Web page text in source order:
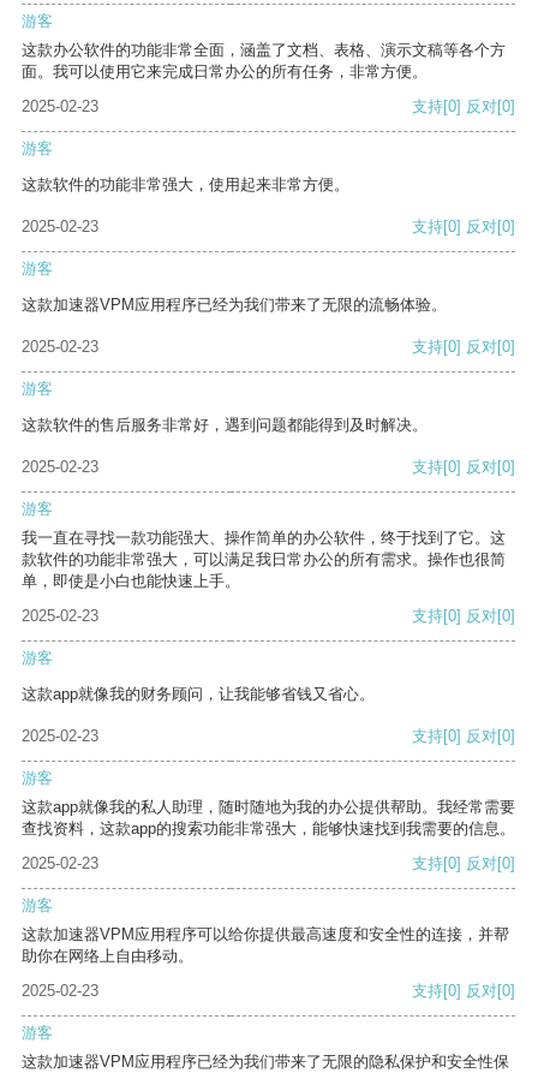
游客
这款办公软件的功能非常全面，涵盖了文档、表格、演示文稿等各个方
面。我可以使用它来完成日常办公的所有任务，非常方便。
2025-02-23
支持[0] 反对[0]
游客
这款软件的功能非常强大，使用起来非常方便。
2025-02-23 支持[0] 反对[0]
游客
这款加速器VPM应用程序已经为我们带来了无限的流畅体验。
2025-02-23 支持[0] 反对[0]
游客
这款软件的售后服务非常好，遇到问题都能得到及时解决。
2025-02-23 支持[0] 反对[0]
游客
我一直在寻找一款功能强大、操作简单的办公软件，终于找到了它。这
款软件的功能非常强大，可以满足我日常办公的所有需求。操作也很简
单，即使是小白也能快速上手。
2025-02-23
支持[0] 反对[0]
游客
这款app就像我的财务顾问，让我能够省钱又省心。
2025-02-23 支持[0] 反对[0]
游客
这款app就像我的私人助理，随时随地为我的办公提供帮助。我经常需要
查找资料，这款app的搜索功能非常强大，能够快速找到我需要的信息。
2025-02-23
支持[0] 反对[0]
游客
这款加速器VPM应用程序可以给你提供最高速度和安全性的连接，并帮
助你在网络上自由移动。
2025-02-23
支持[0] 反对[0]
游客
这款加速器VPM应用程序已经为我们带来了无限的隐私保护和安全性保